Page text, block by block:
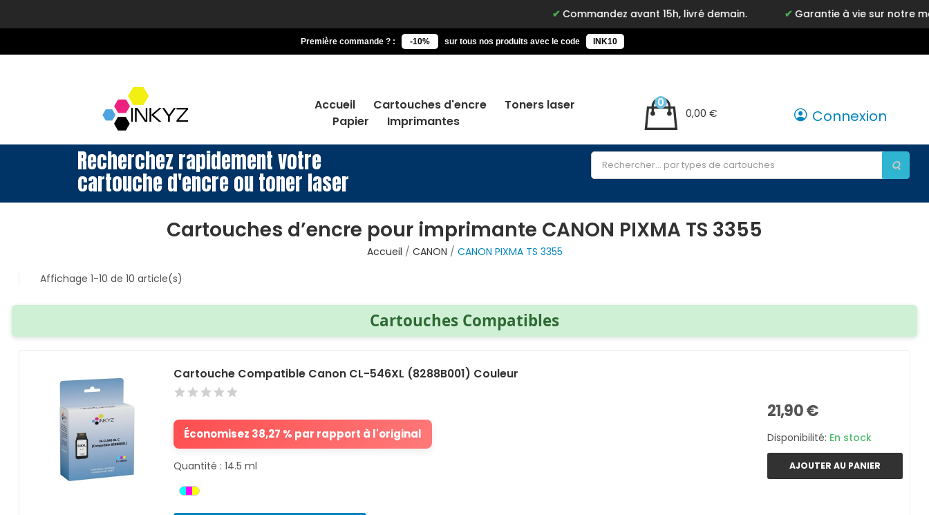
Commandez avant 15h, livré demain. Garantie à vie sur notre marque Inkyz
Première commande ? : -10% sur tous nos produits avec le code INK10
Accueil Cartouches d'encre
Toners laser
Papier
Imprimantes
0,00 €
0
Connexion
Recherchez rapidement votre
cartouche d'encre ou toner laser
Cartouches d’encre pour imprimante CANON PIXMA TS 3355
Accueil CANON
CANON PIXMA TS 3355
Affichage 1-10 de 10 article(s)
Cartouches Compatibles
Cartouche Compatible Canon CL-546XL (8288B001) Couleur
Économisez 38,27 % par rapport à l'original
Quantité : 14.5 ml
21,90 €
Disponibilité: En stock
AJOUTER AU PANIER